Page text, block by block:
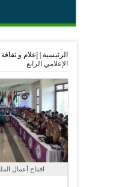
الرئيسية إعلام و ثقافة
الإعلامي الرابع
افتتاح أعمال